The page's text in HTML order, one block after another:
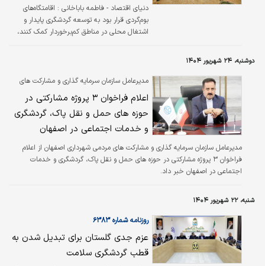
دنیای اقتصاد - فاطمه باباخانی : اقامتگاه‌های
بوم‌گردی قرار بود به توسعه گردشگری پایدار و
اشتغال محلی در مناطق کم‌برخوردار کمک کنند،
دوشنبه، ۲۴ شهریور ۱۴۰۴
مدیرعامل سازمان سرمایه گذاری و مشارکت های
مردمی شهرداری اصفهان خبر داد:اعلام فراخوان ۳ پروژه مشارکتی در
حوزه های حمل و نقل پاک، گردشگری
و خدمات اجتماعی در اصفهان
مدیرعامل سازمان سرمایه گذاری و مشارکت های مردمی شهرداری اصفهان از اعلام
فراخوان ۳ پروژه مشارکتی در حوزه های حمل و نقل پاک، گردشگری و خدمات
اجتماعی در اصفهان خبر داد.
شنبه، ۲۲ شهریور ۱۴۰۴
روزنامه شماره ۶۳۸۳
عزم جدی گلستان برای تبدیل شدن به
قطب گردشگری سلامت